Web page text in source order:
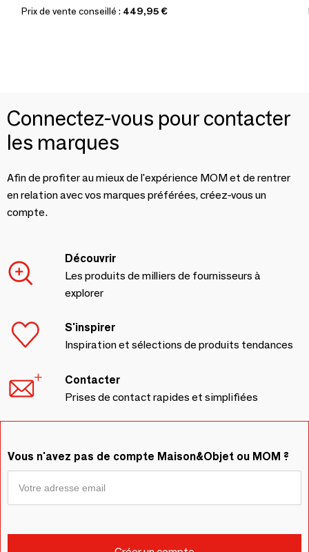
Prix de vente conseillé : 449,95 €
Connectez-vous pour contacter
les marques
Afin de profiter au mieux de l'expérience MOM et de rentrer
en relation avec vos marques préférées, créez-vous un
compte.
Découvrir
Les produits de milliers de fournisseurs à
explorer
S'inspirer
Inspiration et sélections de produits tendances
Contacter
Prises de contact rapides et simplifiées
Vous n'avez pas de compte Maison&Objet ou MOM ?